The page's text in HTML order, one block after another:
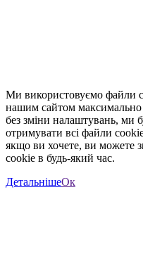
Ми використовуємо файли
нашим сайтом
без зміни налаштувань, ми
отримувати всі файли
якщо ви хочете, ви можете
cookie в будь-який час.
ДетальнішеОк